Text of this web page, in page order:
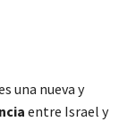
una nueva y
entre Israel y